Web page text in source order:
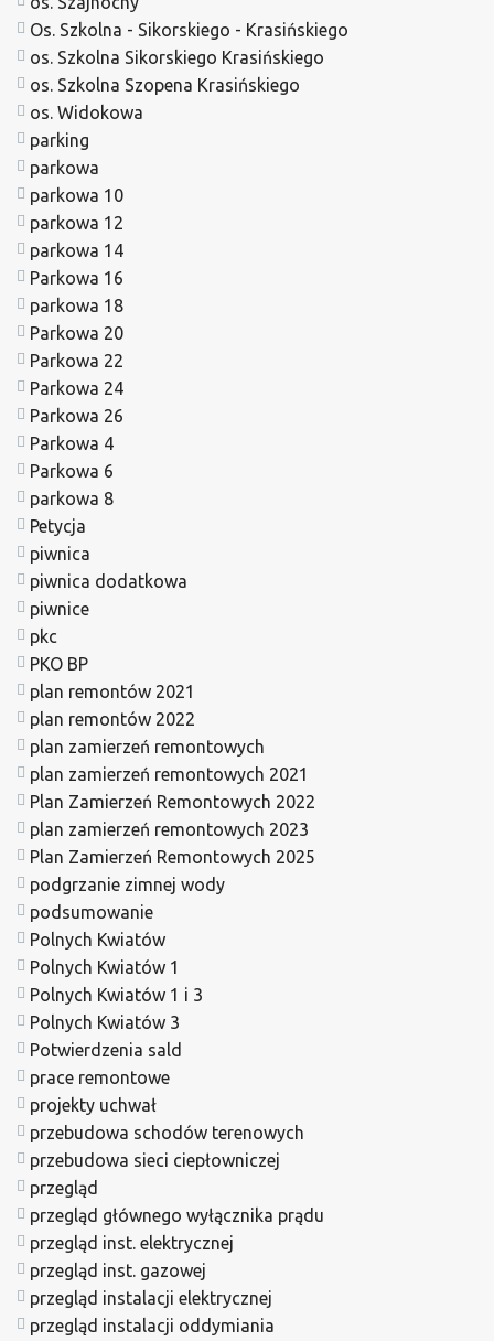
Os. Szkolna - Sikorskiego - Krasińskiego
os. Szkolna Sikorskiego Krasińskiego
os. Szkolna Szopena Krasińskiego
os. Widokowa
parking
parkowa
parkowa 10
parkowa 12
parkowa 14
Parkowa 16
parkowa 18
Parkowa 20
Parkowa 22
Parkowa 24
Parkowa 26
Parkowa 4
Parkowa 6
parkowa 8
Petycja
piwnica
piwnica dodatkowa
piwnice
pkc
PKO BP
plan remontów 2021
plan remontów 2022
plan zamierzeń remontowych
plan zamierzeń remontowych 2021
Plan Zamierzeń Remontowych 2022
plan zamierzeń remontowych 2023
Plan Zamierzeń Remontowych 2025
podgrzanie zimnej wody
podsumowanie
Polnych Kwiatów
Polnych Kwiatów 1
Polnych Kwiatów 1 i 3
Polnych Kwiatów 3
Potwierdzenia sald
prace remontowe
projekty uchwał
przebudowa schodów terenowych
przebudowa sieci ciepłowniczej
przegląd
przegląd głównego wyłącznika prądu
przegląd inst. elektrycznej
przegląd inst. gazowej
przegląd instalacji elektrycznej
przegląd instalacji oddymiania